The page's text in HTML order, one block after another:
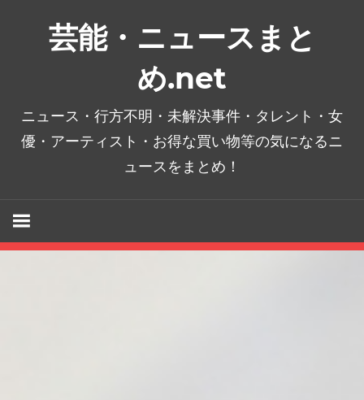
芸能・ニュースまと
め.net
ニュース・行方不明・未解決事件・タレント・女
優・アーティスト・お得な買い物等の気になるニ
ュースをまとめ！